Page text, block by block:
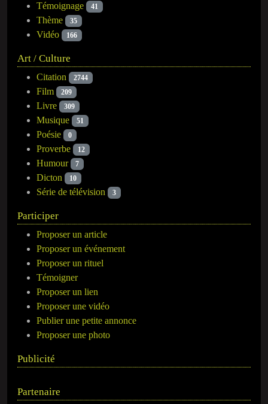
Témoignage 41
Thème 35
Vidéo 166
Art / Culture
Citation 2744
Film 209
Livre 309
Musique 51
Poésie 0
Proverbe 12
Humour 7
Dicton 10
Série de télévision 3
Participer
Proposer un article
Proposer un événement
Proposer un rituel
Témoigner
Proposer un lien
Proposer une vidéo
Publier une petite annonce
Proposer une photo
Publicité
Partenaire